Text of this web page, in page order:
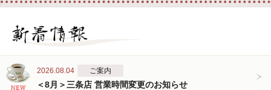
2026.08.04 ご案内
＜8月＞三条店 営業時間変更のお知らせ